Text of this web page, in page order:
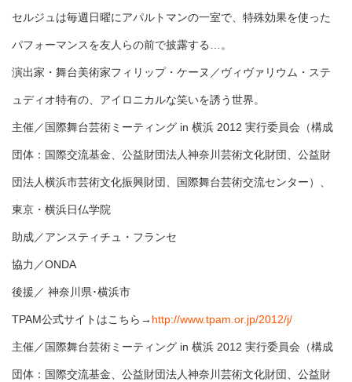
セルジュは毎週日曜にアパルトマンの一室で、特殊効果を使った
パフォーマンスを友人らの前で披露する…。
演出家・舞台美術家フィリップ・ケーヌ／ヴィヴァリウム・ステ
ュディオ特有の、アイロニカルな笑いを誘う世界。
主催／国際舞台芸術ミーティング in 横浜 2012 実行委員会（構成
団体：国際交流基金、公益財団法人神奈川芸術文化財団、公益財
団法人横浜市芸術文化振興財団、国際舞台芸術交流センター）、
東京・横浜日仏学院
助成／アンスティチュ・フランセ
協力／ONDA
後援／ 神奈川県･横浜市
TPAM公式サイトはこちら→ http://www.tpam.or.jp/2012/j/
主催／国際舞台芸術ミーティング in 横浜 2012 実行委員会（構成
団体：国際交流基金、公益財団法人神奈川芸術文化財団、公益財